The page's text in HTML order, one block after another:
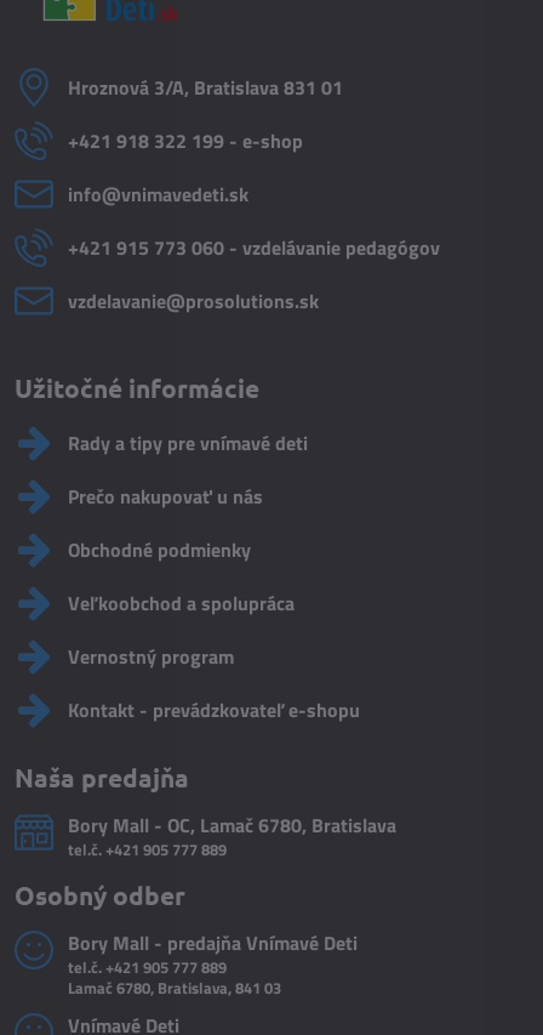
Hroznová 3/A, Bratislava 831 01
+421 918 322 199 - e-shop
info​@vnimavedeti​.sk
+421 915 773 060 - vzdelávanie pedagógov
vzdelavanie​@prosolutions​.sk
Užitočné informácie
Rady a tipy pre vnímavé deti
Prečo nakupovať u nás
Obchodné podmienky
Veľkoobchod a spolupráca
Vernostný program
Kontakt - prevádzkovateľ e-shopu
Naša predajňa
Bory Mall - OC, Lamač 6780, Bratislava
tel.č.+421 905 777 889
Osobný odber
Bory Mall - predajňa Vnímavé Deti
tel.č.+421 905 777 889
Lamač 6780, Bratislava, 841 03
Vnímavé Deti